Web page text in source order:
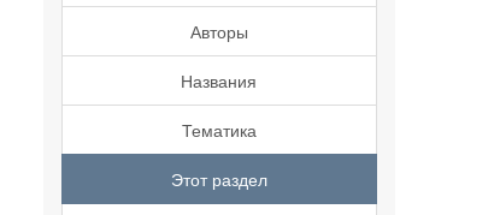
Авторы
Названия
Тематика
Этот раздел